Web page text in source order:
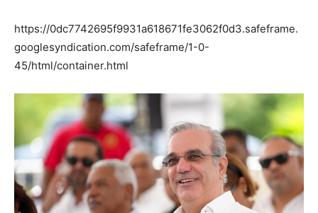
https://0dc7742695f9931a618671fe3062f0d3.safeframe.
googlesyndication.com/safeframe/1-0-
45/html/container.html